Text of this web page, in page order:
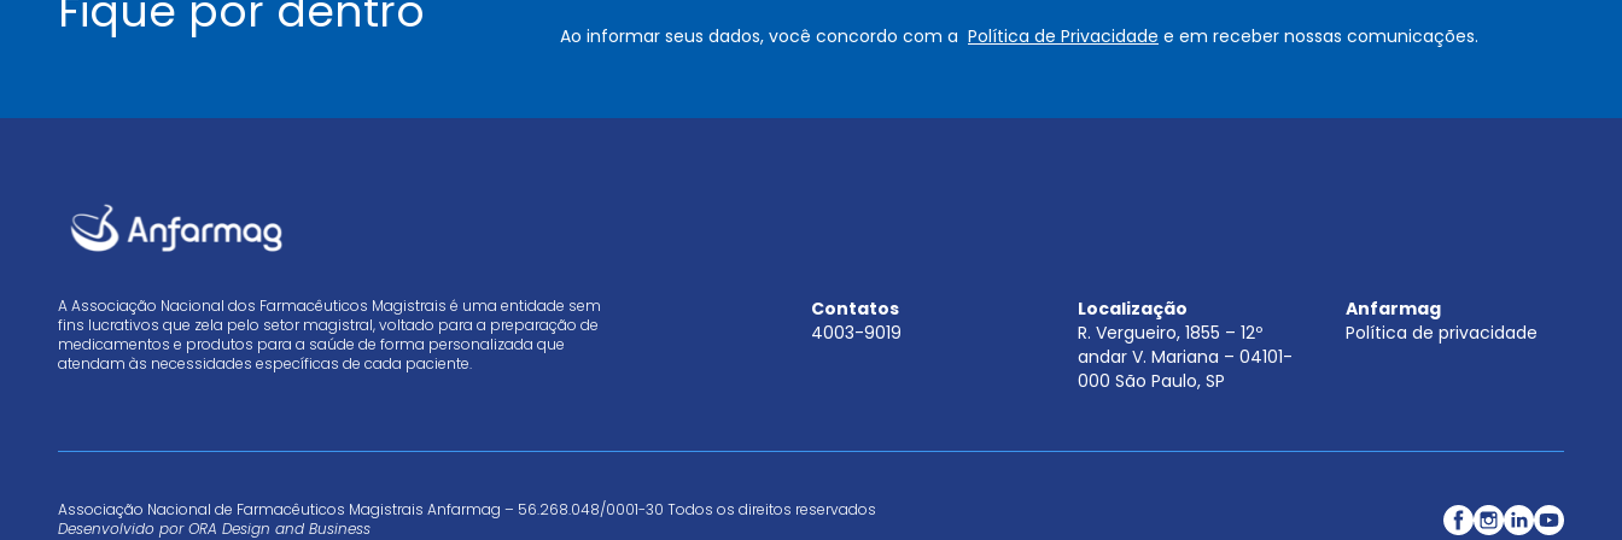
*
i
u
Ao informar seus dados, você concordo com a Política de Privacidade e em receber nossas comunicações.
A Associação Nacional dos Farmacêuticos Magistrais é uma entidade sem
fins lucrativos que zela pelo setor magistral, voltado para a preparação de
medicamentos e produtos para a saúde de forma personalizada que
atendam às necessidades específicas de cada paciente.
Contatos
4003-9019
Localização
R. Vergueiro, 1855 – 12º
andar V. Mariana – 04101-
000 São Paulo, SP
Anfarmag
Política de privacidade
Associação Nacional de Farmacêuticos Magistrais Anfarmag – 56.268.048/0001-30 Todos os direitos reservados
Desenvolvido porORA Design and Business